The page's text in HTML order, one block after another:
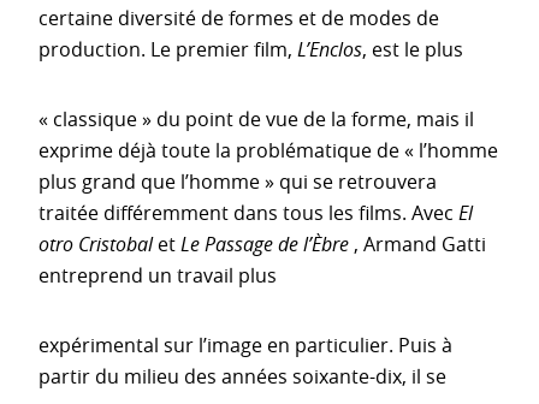
certaine diversité de formes et de modes de
production. Le premier film, L’Enclos, est le plus
« classique » du point de vue de la forme, mais il
exprime déjà toute la problématique de « l’homme
plus grand que l’homme » qui se retrouvera
traitée différemment dans tous les films. Avec El
otro CristobaletLe Passage de l’Èbre , Armand Gatti
entreprend un travail plus
expérimental sur l’image en particulier. Puis à
partir du milieu des années soixante-dix, il se